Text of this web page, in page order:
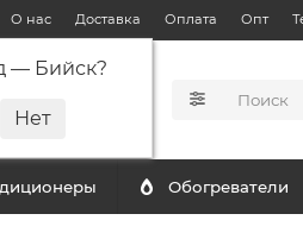
— Бийск?
О нас Доставка Оплата Опт
Обогреватели